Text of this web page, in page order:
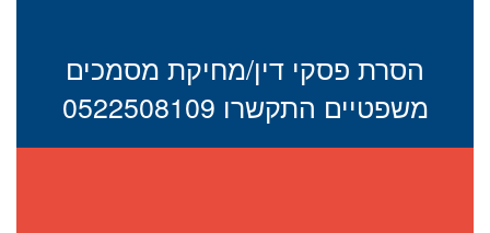
הסרת פסקי דין/מחיקת מסמכים
משפטיים התקשרו 0522508109